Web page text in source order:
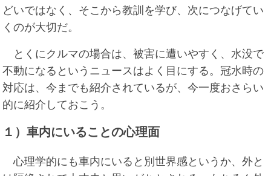
どいではなく、そこから教訓を学び、次につなげてい
くのが大切だ。
とくにクルマの場合は、被害に遭いやすく、水没で
不動になるというニュースはよく目にする。冠水時の
対応は、今までも紹介されているが、今一度おさらい
的に紹介しておこう。
１）車内にいることの心理面
心理学的にも車内にいると別世界感というか、外と